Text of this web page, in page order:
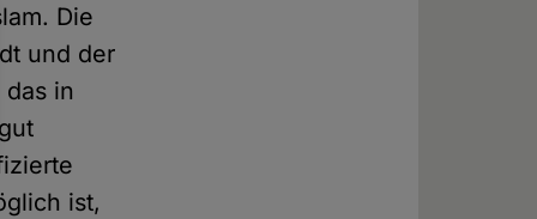
Die
und der
in
ist,